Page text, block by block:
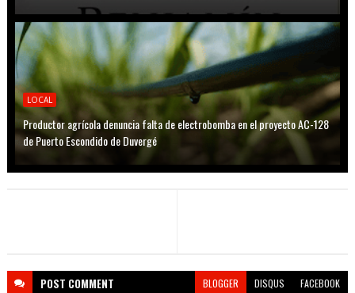
LOCAL
Productor agrícola denuncia falta de electrobomba en el proyecto AC-128
de Puerto Escondido de Duvergé
POST COMMENT BLOGGER DISQUS FACEBOOK